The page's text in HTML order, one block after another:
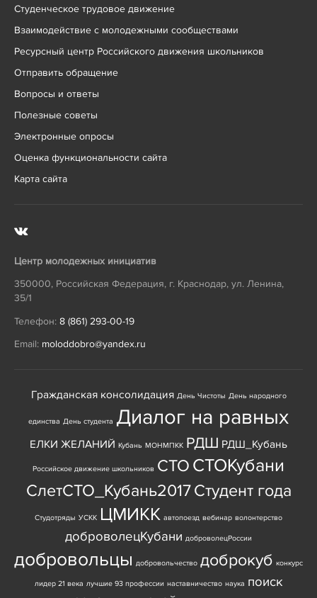
Студенческое трудовое движение
Взаимодействие с молодежными сообществами
Ресурсный центр Российского движения школьников
Отправить обращение
Вопросы и ответы
Полезные советы
Электронные опросы
Оценка функциональности сайта
Карта сайта
Центр молодежных инициатив
350000, Российская Федерация, г. Краснодар, ул. Ленина,
35/1
Телефон: 8 (861) 293-00-19
Email: moloddobro@yandex.ru
Гражданская консолидация День Чистоты День народного
единства День студента Диалог на равных
ЕЛКИ ЖЕЛАНИЙ Кубань МОНМПКК РДШ РДШ_Кубань
Российское движение школьников СТО СТОКубани
СлетСТО_Кубань2017Студент года
Студотряды УСКК ЦМИКК автопоезд вебинар волонтерство
доброволецКубани доброволецРоссии
добровольцы добровольчество доброкуб конкурс
лидер 21 века лучшие 93 профессии наставничество наука поиск